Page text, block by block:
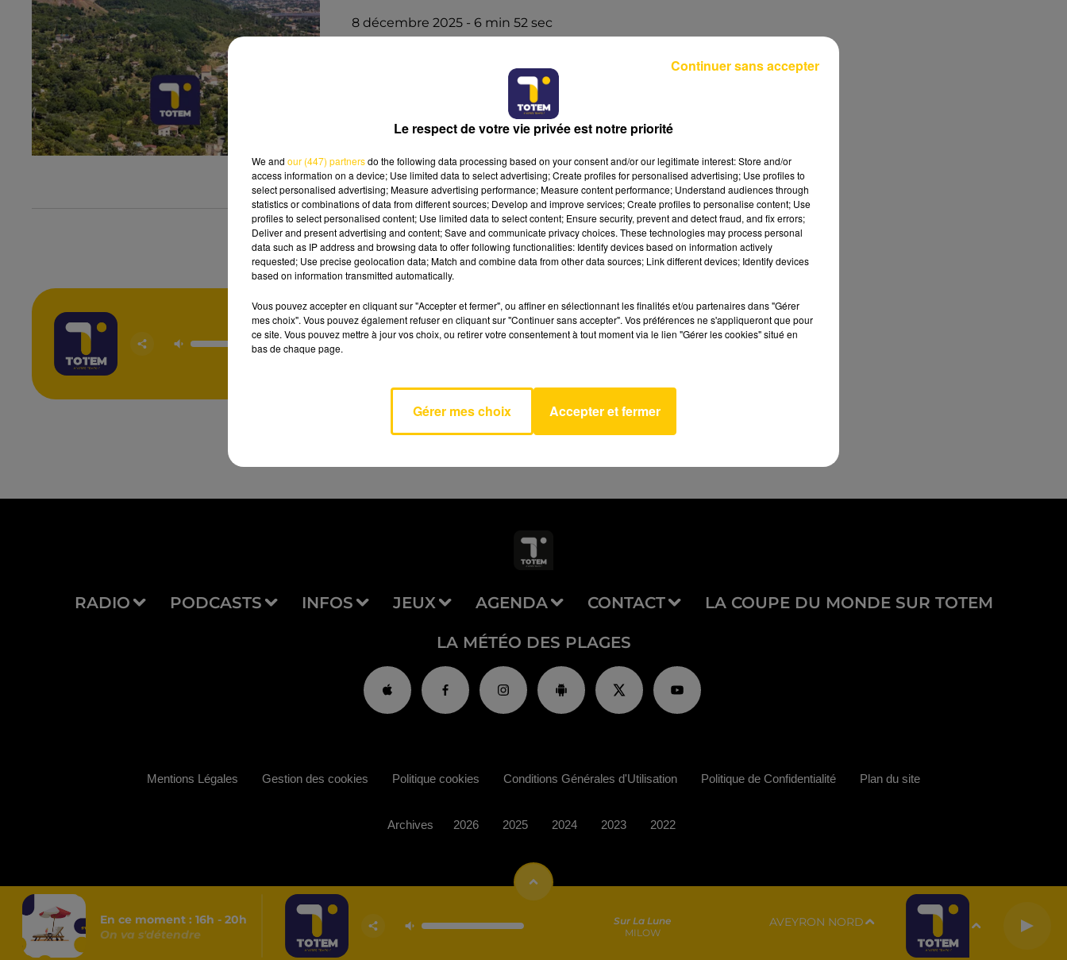
8 décembre 2025 - 6 min 52 sec
Ecoutez sur Totem l'information en Lozère et sur le
bassin d'Alès avec les reportages de nos journalistes sur
Sur La Lune
MILOW
AVEYRON NORD
RADIO PODCASTS INFOS JEUX AGENDA CONTACT LA COUPE DU MONDE SUR TOTEM
LA MÉTÉO DES PLAGES
En ce moment : 16h - 20h
On va s'détendre
Sur La Lune
MILOW
AVEYRON NORD
Mentions Légales Gestion des cookies Politique cookies Conditions Générales d'Utilisation Politique de Confidentialité Plan du site
Archives 2026 2025 2024 2023 2022
Le respect de votre vie privée est notre priorité
We and our (447) partnersdo the following data processing based on your consent and/or our legitimate interest: Store and/or
access information on a device; Use limited data to select advertising; Create profiles for personalised advertising; Use profiles to
select personalised advertising; Measure advertising performance; Measure content performance; Understand audiences through
statistics or combinations of data from different sources; Develop and improve services; Create profiles to personalise content; Use
profiles to select personalised content; Use limited data to select content; Ensure security, prevent and detect fraud, and fix errors;
Deliver and present advertising and content; Save and communicate privacy choices. These technologies may process personal
data such as IP address and browsing data to offer following functionalities: Identify devices based on information actively
requested; Use precise geolocation data; Match and combine data from other data sources; Link different devices; Identify devices
based on information transmitted automatically.
Vous pouvez accepter en cliquant sur "Accepter et fermer", ou affiner en sélectionnant les finalités et/ou partenaires dans "Gérer
mes choix". Vous pouvez également refuser en cliquant sur "Continuer sans accepter". Vos préférences ne s'appliqueront que pour
ce site. Vous pouvez mettre à jour vos choix, ou retirer votre consentement à tout moment via le lien "Gérer les cookies" situé en
bas de chaque page.
Gérer mes choix Accepter et fermer
Continuer sans accepter